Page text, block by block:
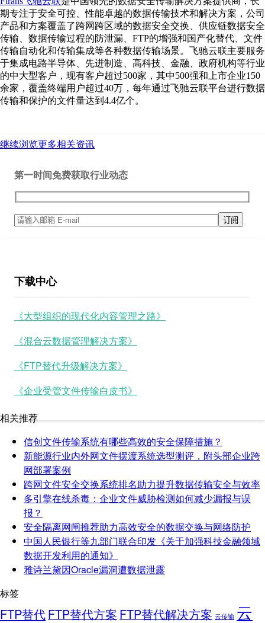
期专注于安全可控、性能卓越的数据传输技术和解决方案，公司
产品和方案覆盖了跨网跨区域的数据安全交换、供应链数据安全
传输、数据传输过程的防泄漏、FTP的增强和国产化替代、文件
传输自动化和传输集成等各种数据传输场景。飞驰云联主要服务
于集成电路半导体、先进制造、高科技、金融、政府机构等行业
的中大型客户，现有客户超过500家，其中500强和上市企业150
余家，覆盖终端用户超过40万，每年通过飞驰云联平台进行数据
传输和保护的文件量达到4.4亿个。
继续浏览更多相关资讯
第一时间免费获取行业动态
下载中心
《大型组织的现代化内容管理之路》
《混合云数据管理解决方案》
《FTP替代升级解决方案》
《企业受管文件传输白皮书》
相关推荐
信创文件传输系统有哪些高效的安全保障措施？
新能源行业内外网文件摆渡系统选型测评，附头部企业跨
网部署案例
跨网文件安全交换系统排名助力提升数据传输安全与效率
多引擎在线杀毒：企业文件威胁检测如何减少漏报与误
报？
安全隔离网闸推荐助力高效安全的数据交换与网络防护
中国人民银行等九部门联合印发《关于加强科技金融领域
数据开发利用的通知》
雅诗兰黛因Oracle漏洞遭数据泄露
标签
FTP替代FTP替代方案 FTP替代解决方案 云传输 云